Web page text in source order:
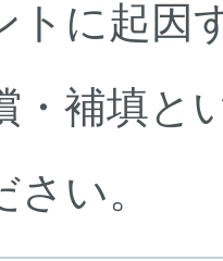
トに起
・補填と
い。